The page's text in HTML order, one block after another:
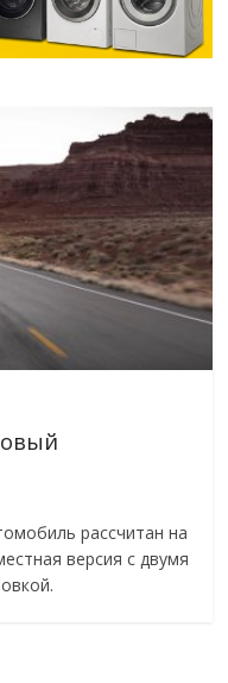
рассчитан на
версия с двумя